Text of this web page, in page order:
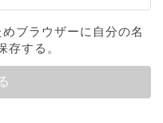
ブラウザーに自分の名
存する。